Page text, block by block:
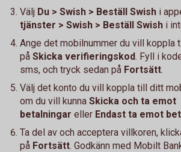
Välj Du > Swish > Beställ Swish i
tjänster > Swish > Beställ Swish i
Ange det mobilnummer du vill koppla
på Skicka verifieringskod. Fyll i
sms, och tryck sedan på Fortsätt.
Välj det konto du vill koppla till ditt
om du vill kunna Skicka och ta emot
betalningar eller Endast ta emot
Ta del av och acceptera villkoren,
på Fortsätt. Godkänn med Mobilt